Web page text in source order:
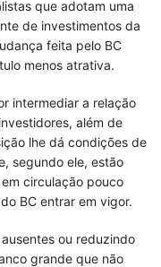
que adotam uma
de investimentos da
feita pelo BC
menos atrativa.
intermediar a relação
além de
lhe dá condições de
segundo ele, estão
em circulação pouco
BC entrar em vigor.
ou reduzindo
grande que não